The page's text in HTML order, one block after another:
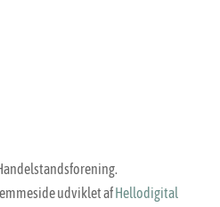
udviklet afHellodigital